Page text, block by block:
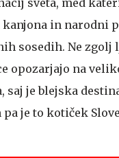
sveta, med
in narodni
sosedih. Ne zgolj
opozarjajo na
saj je blejska
pa je to kotiček